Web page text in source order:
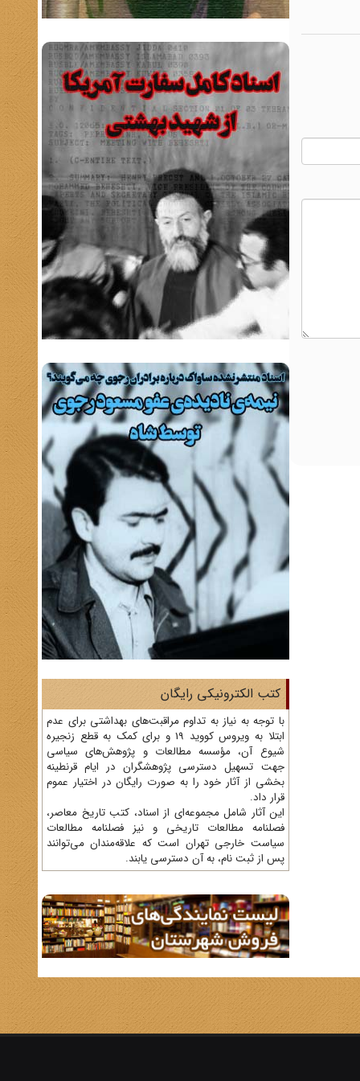
کتب الکترونیکی رایگان
با توجه به نیاز به تداوم مراقبت‌های بهداشتی برای عدم
ابتلا به ویروس کووید 19 و برای کمک به قطع زنجیره
شیوع آن، مؤسسه مطالعات و پژوهش‌های سیاسی
جهت تسهیل دسترسی پژوهشگران در ایام قرنطینه
بخشی از آثار خود را به صورت رایگان در اختیار عموم
قرار داد.
این آثار شامل مجموعه‌ای از اسناد، کتب تاریخ معاصر،
فصلنامه‌ مطالعات تاریخی و نیز فصلنامه مطالعات
سیاست خارجی تهران است که علاقه‌مندان می‌توانند
پس از ثبت نام، به آن دسترسی یابند.